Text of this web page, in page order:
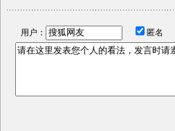
用户： 匿名